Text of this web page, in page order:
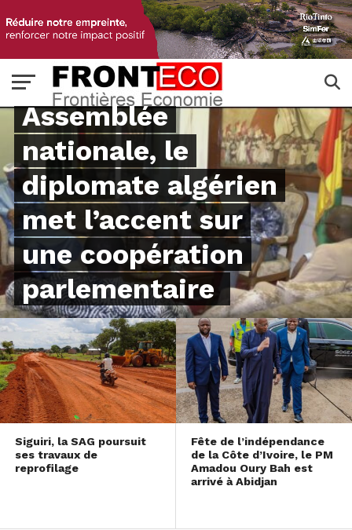
GOUVERNANCE
Assemblée
nationale, le
diplomate algérien
met l’accent sur
une coopération
parlementaire
Siguiri, la SAG poursuit
ses travaux de
reprofilage
Fête de l’indépendance
de la Côte d’Ivoire, le PM
Amadou Oury Bah est
arrivé à Abidjan